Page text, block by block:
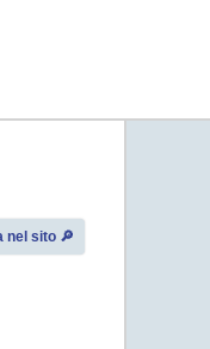
nel sito 🔎︎